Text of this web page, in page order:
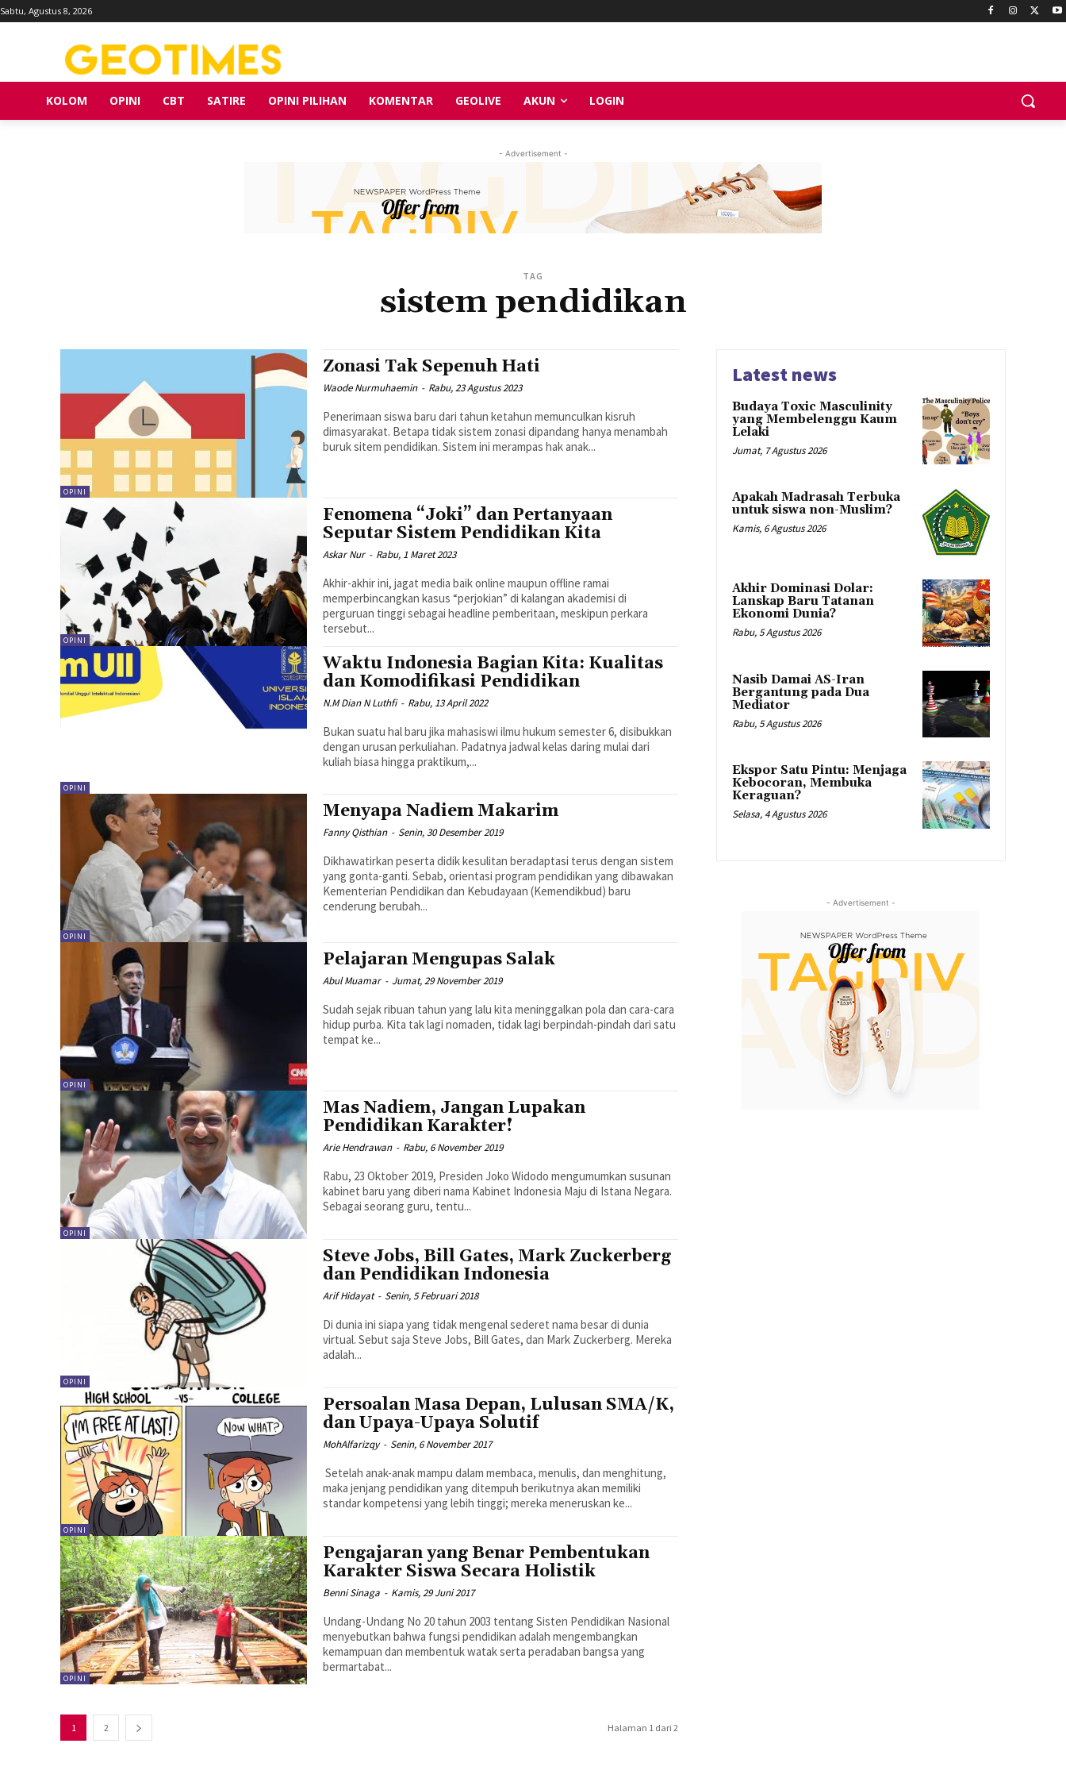
Sabtu, Agustus 8, 2026
KOLOM OPINI CBT SATIRE OPINI PILIHAN KOMENTAR GEOLIVE AKUN LOGIN
- Advertisement -
TAG
sistem pendidikan
OPINI
Zonasi Tak Sepenuh Hati
Waode Nurmuhaemin - Rabu, 23 Agustus 2023
Penerimaan siswa baru dari tahun ketahun memunculkan kisruh
dimasyarakat. Betapa tidak sistem zonasi dipandang hanya menambah
buruk sitem pendidikan. Sistem ini merampas hak anak...
OPINI
Fenomena “Joki” dan Pertanyaan
Seputar Sistem Pendidikan Kita
Askar Nur - Rabu, 1 Maret 2023
Akhir-akhir ini, jagat media baik online maupun offline ramai
memperbincangkan kasus “perjokian” di kalangan akademisi di
perguruan tinggi sebagai headline pemberitaan, meskipun perkara
tersebut...
OPINI
Waktu Indonesia Bagian Kita: Kualitas
dan Komodifikasi Pendidikan
N.M Dian N Luthfi - Rabu, 13 April 2022
Bukan suatu hal baru jika mahasiswi ilmu hukum semester 6, disibukkan
dengan urusan perkuliahan. Padatnya jadwal kelas daring mulai dari
kuliah biasa hingga praktikum,...
OPINI
Menyapa Nadiem Makarim
Fanny Qisthian - Senin, 30 Desember 2019
Dikhawatirkan peserta didik kesulitan beradaptasi terus dengan sistem
yang gonta-ganti. Sebab, orientasi program pendidikan yang dibawakan
Kementerian Pendidikan dan Kebudayaan (Kemendikbud) baru
cenderung berubah...
OPINI
Pelajaran Mengupas Salak
Abul Muamar - Jumat, 29 November 2019
Sudah sejak ribuan tahun yang lalu kita meninggalkan pola dan cara-cara
hidup purba. Kita tak lagi nomaden, tidak lagi berpindah-pindah dari satu
tempat ke...
OPINI
Mas Nadiem, Jangan Lupakan
Pendidikan Karakter!
Arie Hendrawan - Rabu, 6 November 2019
Rabu, 23 Oktober 2019, Presiden Joko Widodo mengumumkan susunan
kabinet baru yang diberi nama Kabinet Indonesia Maju di Istana Negara.
Sebagai seorang guru, tentu...
OPINI
Steve Jobs, Bill Gates, Mark Zuckerberg
dan Pendidikan Indonesia
Arif Hidayat - Senin, 5 Februari 2018
Di dunia ini siapa yang tidak mengenal sederet nama besar di dunia
virtual. Sebut saja Steve Jobs, Bill Gates, dan Mark Zuckerberg. Mereka
adalah...
OPINI
Persoalan Masa Depan, Lulusan SMA/K,
dan Upaya-Upaya Solutif
MohAlfarizqy - Senin, 6 November 2017
Setelah anak-anak mampu dalam membaca, menulis, dan menghitung,
maka jenjang pendidikan yang ditempuh berikutnya akan memiliki
standar kompetensi yang lebih tinggi; mereka meneruskan ke...
OPINI
Pengajaran yang Benar Pembentukan
Karakter Siswa Secara Holistik
Benni Sinaga - Kamis, 29 Juni 2017
Undang-Undang No 20 tahun 2003 tentang Sisten Pendidikan Nasional
menyebutkan bahwa fungsi pendidikan adalah mengembangkan
kemampuan dan membentuk watak serta peradaban bangsa yang
bermartabat...
1 2 Halaman 1 dari 2
Latest news
Budaya Toxic Masculinity
yang Membelenggu Kaum
Lelaki
Jumat, 7 Agustus 2026
Apakah Madrasah Terbuka
untuk siswa non-Muslim?
Kamis, 6 Agustus 2026
Akhir Dominasi Dolar:
Lanskap Baru Tatanan
Ekonomi Dunia?
Rabu, 5 Agustus 2026
Nasib Damai AS-Iran
Bergantung pada Dua
Mediator
Rabu, 5 Agustus 2026
Ekspor Satu Pintu: Menjaga
Kebocoran, Membuka
Keraguan?
Selasa, 4 Agustus 2026
- Advertisement -